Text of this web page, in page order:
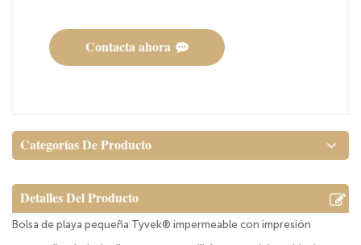
Contacta ahora
Categorías De Producto
Detalles Del Producto
Bolsa de playa pequeña Tyvek® impermeable con impresión